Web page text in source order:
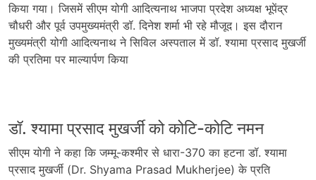
किया गया। जिसमें सीएम योगी आदित्यनाथ भाजपा प्रदेश अध्यक्ष भूपेंद्र
चौधरी और पूर्व उपमुख्यमंत्री डॉ. दिनेश शर्मा भी रहे मौजूद। इस दौरान
मुख्यमंत्री योगी आदित्यनाथ ने सिविल अस्पताल में डॉ. श्यामा प्रसाद मुखर्जी
की प्रतिमा पर माल्यार्पण किया
डॉ. श्यामा प्रसाद मुखर्जी को कोटि-कोटि नमन
सीएम योगी ने कहा कि जम्मू-कश्मीर से धारा-370 का हटना डॉ. श्यामा
प्रसाद मुखर्जी (Dr. Shyama Prasad Mukherjee) के प्रति